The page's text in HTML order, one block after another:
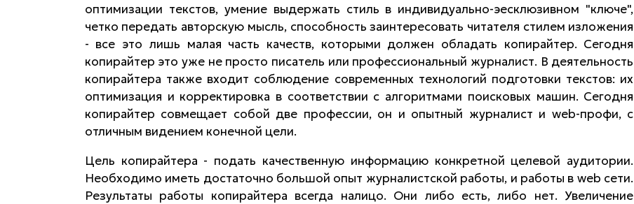
оптимизации текстов, умение выдержать стиль в индивидуально-эесклюзивном "ключе",
четко передать авторскую мысль, способность заинтересовать читателя стилем изложения
- все это лишь малая часть качеств, которыми должен обладать копирайтер. Сегодня
копирайтер это уже не просто писатель или профессиональный журналист. В деятельность
копирайтера также входит соблюдение современных технологий подготовки текстов: их
оптимизация и корректировка в соответствии с алгоритмами поисковых машин. Сегодня
копирайтер совмещает собой две профессии, он и опытный журналист и web-профи, с
отличным видением конечной цели.
Цель копирайтера - подать качественную информацию конкретной целевой аудитории.
Необходимо иметь достаточно большой опыт журналистской работы, и работы в web сети.
Результаты работы копирайтера всегда налицо. Они либо есть, либо нет. Увеличение